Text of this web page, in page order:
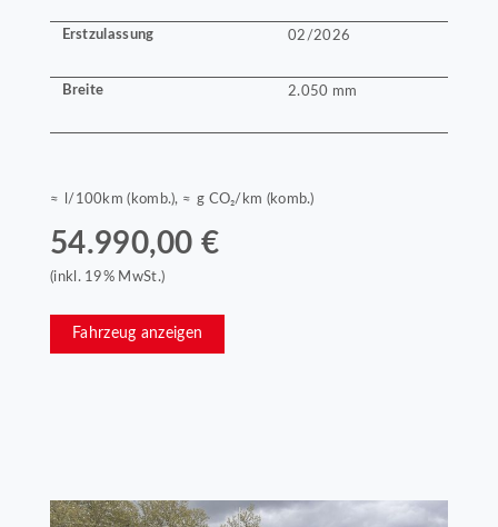
Erstzulassung 02/2026
Breite 2.050 mm
≈ l/100km (komb.), ≈ g CO₂/km (komb.)
54.990,00 €
(inkl. 19% MwSt.)
Fahrzeug anzeigen